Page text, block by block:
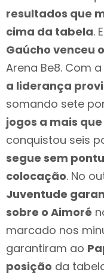
resultados que
cima da tabela.
Gaúcho venceu
Arena Be8. Com
a liderança
somando sete
jogos a mais
conquistou seis
segue sem
colocação. No
Juventude
sobre o Aimoré
marcado nos
garantiram ao
posição da